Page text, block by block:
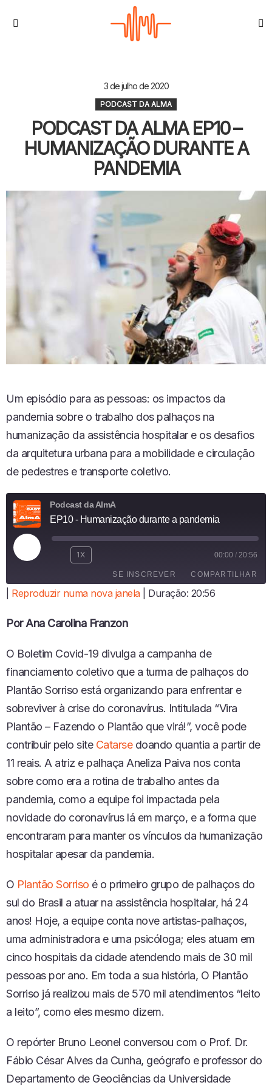
3 de julho de 2020
PODCAST DA ALMA
PODCAST DA ALMA EP10 –
HUMANIZAÇÃO DURANTE A
PANDEMIA
Um episódio para as pessoas: os impactos da
pandemia sobre o trabalho dos palhaços na
humanização da assistência hospitalar e os desafios
da arquitetura urbana para a mobilidade e circulação
de pedestres e transporte coletivo.
Podcast da AlmA
EP10 - Humanização durante a pandemia
E
U
I
E
P
S
Ó
I
O
1X 00:00 / 20:56
SE INSCREVER COMPARTILHAR
FEED RSS
INCORPO
Reproduzir numa nova janela| Duração: 20:56
Por Ana Carolina Franzon
O Boletim Covid-19 divulga a campanha de
financiamento coletivo que a turma de palhaços do
Plantão Sorriso está organizando para enfrentar e
sobreviver à crise do coronavírus. Intitulada “Vira
Plantão – Fazendo o Plantão que virá!”, você pode
contribuir pelo site Catarsedoando quantia a partir de
11 reais. A atriz e palhaça Aneliza Paiva nos conta
sobre como era a rotina de trabalho antes da
pandemia, como a equipe foi impactada pela
novidade do coronavírus lá em março, e a forma que
encontraram para manter os vínculos da humanização
hospitalar apesar da pandemia.
O Plantão Sorriso é o primeiro grupo de palhaços do
sul do Brasil a atuar na assistência hospitalar, há 24
anos! Hoje, a equipe conta nove artistas-palhaços,
uma administradora e uma psicóloga; eles atuam em
cinco hospitais da cidade atendendo mais de 30 mil
pessoas por ano. Em toda a sua história, O Plantão
Sorriso já realizou mais de 570 mil atendimentos “leito
a leito”, como eles mesmo dizem.
O repórter Bruno Leonel conversou com o Prof. Dr.
Fábio César Alves da Cunha, geógrafo e professor do
Departamento de Geociências da Universidade